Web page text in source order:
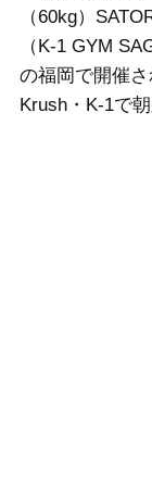
（60kg）
（K-1 GYM
の福岡で開催
Krush・K-1で